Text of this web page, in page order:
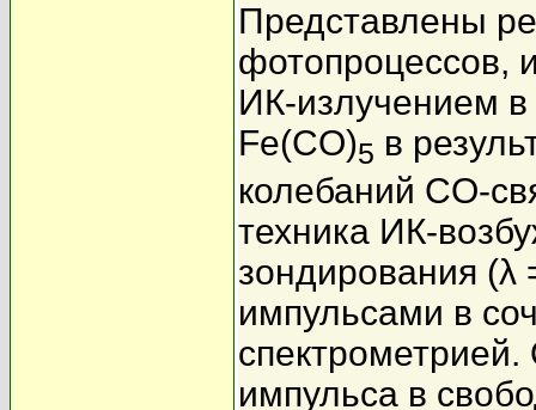
Представлены
фотопроцессов,
ИК-излучением в
Fe(CO)5 в
колебаний CO-
техника ИК-
зондирования
импульсами в
импульса в